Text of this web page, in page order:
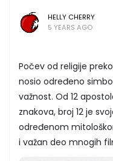
HELLY CHERRY
5 YEARS AGO
Počev od religije
nosio određeno
važnost. Od 12
znakova, broj 12 je
određenom
i važan deo mnogih